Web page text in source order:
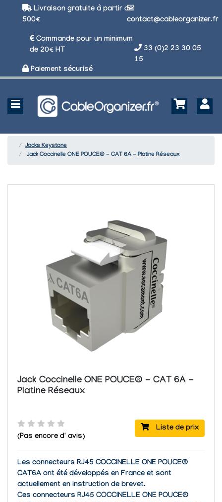
Livraison gratuite à partir de
500€
Commande pour un minimum
de 20€ HT
Paiement sécurisé
contact@cableorganizer.fr
33 (0)2 23 30 05
15
Jacks Keystone
Jack Coccinelle ONE POUCE® - CAT 6A - Platine Réseaux
Jack Coccinelle ONE POUCE® - CAT 6A -
Platine Réseaux
Liste de prix
(Pas encore d' avis)
Les connecteurs RJ45 COCCINELLE ONE POUCE®
CAT6A ont été développés en France et sont
actuellement en instruction de brevet.
Ces connecteurs RJ45 COCCINELLE ONE POUCE®